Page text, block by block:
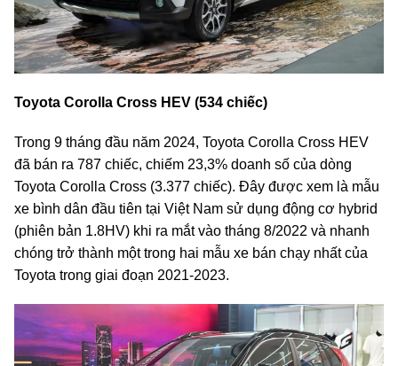
Toyota Corolla Cross HEV (534 chiếc)
Trong 9 tháng đầu năm 2024, Toyota Corolla Cross HEV
đã bán ra 787 chiếc, chiếm 23,3% doanh số của dòng
Toyota Corolla Cross (3.377 chiếc). Đây được xem là mẫu
xe bình dân đầu tiên tại Việt Nam sử dụng động cơ hybrid
(phiên bản 1.8HV) khi ra mắt vào tháng 8/2022 và nhanh
chóng trở thành một trong hai mẫu xe bán chạy nhất của
Toyota trong giai đoạn 2021-2023.